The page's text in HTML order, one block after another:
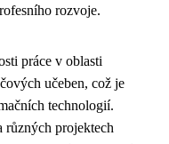
rozvoje.
práce v oblasti
učeben, což je
technologií.
různých projektech